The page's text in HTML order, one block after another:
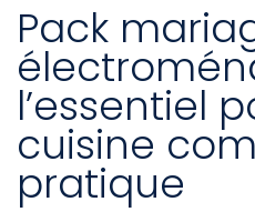
Pack
l’essentiel
cuisine
pratique